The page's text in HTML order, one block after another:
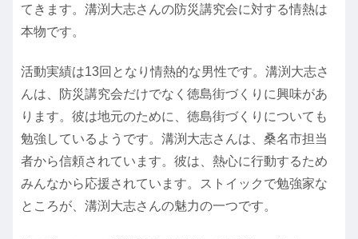
てきます。溝渕大志さんの防災講究会に対する情熱は
本物です。
活動実績は13回となり情熱的な男性です。溝渕大志さ
んは、防災講究会だけでなく徳島街づくりに興味があ
ります。彼は地元のために、徳島街づくりについても
勉強しているようです。溝渕大志さんは、桑名市担当
者から信頼されています。彼は、熱心に行動するため
みんなから応援されています。ストイックで勉強家な
ところが、溝渕大志さんの魅力の一つです。